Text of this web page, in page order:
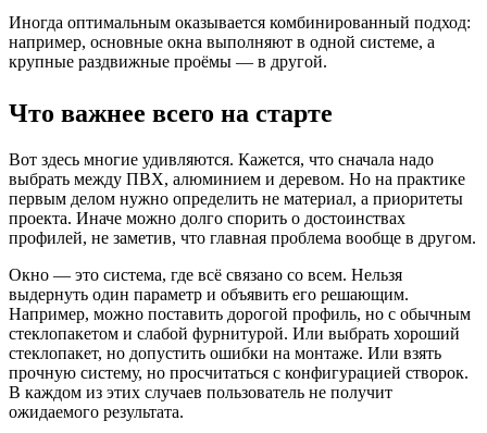
Иногда оптимальным оказывается комбинированный подход:
например, основные окна выполняют в одной системе, а
крупные раздвижные проёмы — в другой.
Что важнее всего на старте
Вот здесь многие удивляются. Кажется, что сначала надо
выбрать между ПВХ, алюминием и деревом. Но на практике
первым делом нужно определить не материал, а приоритеты
проекта. Иначе можно долго спорить о достоинствах
профилей, не заметив, что главная проблема вообще в другом.
Окно — это система, где всё связано со всем. Нельзя
выдернуть один параметр и объявить его решающим.
Например, можно поставить дорогой профиль, но с обычным
стеклопакетом и слабой фурнитурой. Или выбрать хороший
стеклопакет, но допустить ошибки на монтаже. Или взять
прочную систему, но просчитаться с конфигурацией створок.
В каждом из этих случаев пользователь не получит
ожидаемого результата.